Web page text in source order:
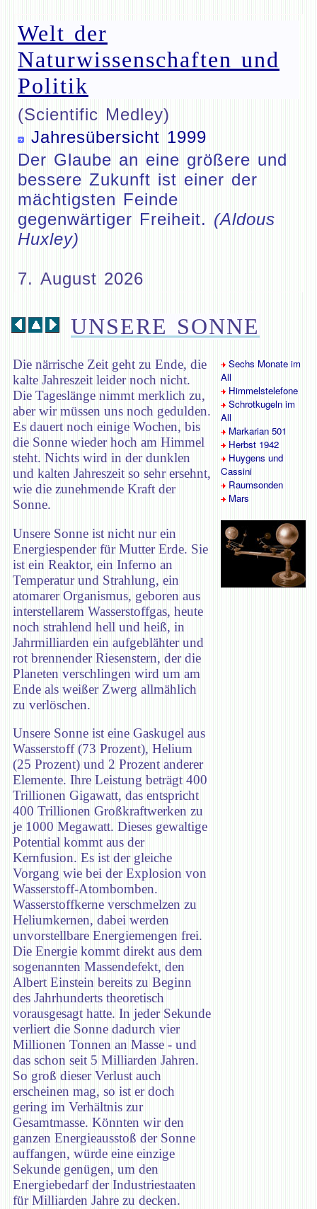
Welt der
Naturwissenschaften und
Politik
(Scientific Medley)
Jahresübersicht 1999
Der Glaube an eine größere und
bessere Zukunft ist einer der
mächtigsten Feinde
gegenwärtiger Freiheit. (Aldous
Huxley)
7. August 2026
UNSERE SONNE
Die närrische Zeit geht zu Ende, die
kalte Jahreszeit leider noch nicht.
Die Tageslänge nimmt merklich zu,
aber wir müssen uns noch gedulden.
Es dauert noch einige Wochen, bis
die Sonne wieder hoch am Himmel
steht. Nichts wird in der dunklen
und kalten Jahreszeit so sehr ersehnt,
wie die zunehmende Kraft der
Sonne.
Unsere Sonne ist nicht nur ein
Energiespender für Mutter Erde. Sie
ist ein Reaktor, ein Inferno an
Temperatur und Strahlung, ein
atomarer Organismus, geboren aus
interstellarem Wasserstoffgas, heute
noch strahlend hell und heiß, in
Jahrmilliarden ein aufgeblähter und
rot brennender Riesenstern, der die
Planeten verschlingen wird um am
Ende als weißer Zwerg allmählich
zu verlöschen.
Unsere Sonne ist eine Gaskugel aus
Wasserstoff (73 Prozent), Helium
(25 Prozent) und 2 Prozent anderer
Elemente. Ihre Leistung beträgt 400
Trillionen Gigawatt, das entspricht
400 Trillionen Großkraftwerken zu
je 1000 Megawatt. Dieses gewaltige
Potential kommt aus der
Kernfusion. Es ist der gleiche
Vorgang wie bei der Explosion von
Wasserstoff-Atombomben.
Wasserstoffkerne verschmelzen zu
Heliumkernen, dabei werden
unvorstellbare Energiemengen frei.
Die Energie kommt direkt aus dem
sogenannten Massendefekt, den
Albert Einstein bereits zu Beginn
des Jahrhunderts theoretisch
vorausgesagt hatte. In jeder Sekunde
verliert die Sonne dadurch vier
Millionen Tonnen an Masse - und
das schon seit 5 Milliarden Jahren.
So groß dieser Verlust auch
erscheinen mag, so ist er doch
gering im Verhältnis zur
Gesamtmasse. Könnten wir den
ganzen Energieausstoß der Sonne
auffangen, würde eine einzige
Sekunde genügen, um den
Energiebedarf der Industriestaaten
für Milliarden Jahre zu decken.
Sechs Monate im
All
Himmelstelefone
Schrotkugeln im
All
Markarian 501
Herbst 1942
Huygens und
Cassini
Raumsonden
Mars